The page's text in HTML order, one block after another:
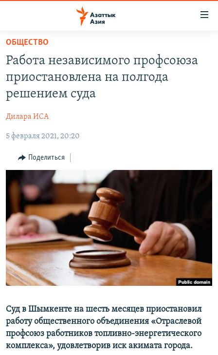
Вернуться
основному
содержанию
Вернутся
главной
навигации
Вернутся
поиску
ЦЕНТРАЛЬНАЯ АЗИЯ
ТАДЖИКИСТАН
ВОЙНА В УКРАИНЕ
ҚАЗАҚША
КЫРГЫЗЧА
ЎЗБЕКЧА
TÜRKMENÇE
ПОДПИШИТЕСЬ НА НАС В СОЦСЕТЯХ
Все сайты РСЕ/РС
ОБЩЕСТВО
Работа независимого профсоюза
приостановлена на полгода
решением суда
Дилара ИСА
5 февраля 2021, 20:20
Поделиться
Суд в Шымкенте на шесть месяцев приостановил
работу общественного объединения «Отраслевой
профсоюз работников топливно-энергетического
комплекса», удовлетворив иск акимата города.